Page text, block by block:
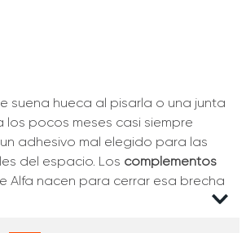
suena hueca al pisarla o una junta
los pocos meses casi siempre
adhesivo mal elegido para las
del espacio. Los complementos
Alfa nacen para cerrar esa brecha